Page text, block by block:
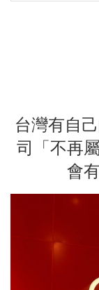
台灣有自
司「不再
會